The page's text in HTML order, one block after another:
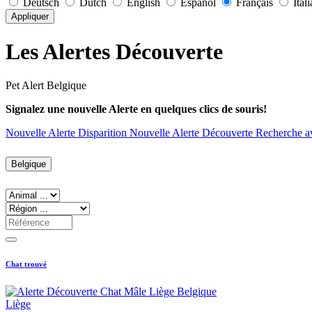
Deutsch Dutch English Español Français
Appliquer
Les Alertes Découverte
Pet Alert Belgique
Signalez une nouvelle Alerte en quelques clics de souris!
Nouvelle Alerte Disparition Nouvelle Alerte Découverte Recherche
Belgique
Chat trouvé
Liège